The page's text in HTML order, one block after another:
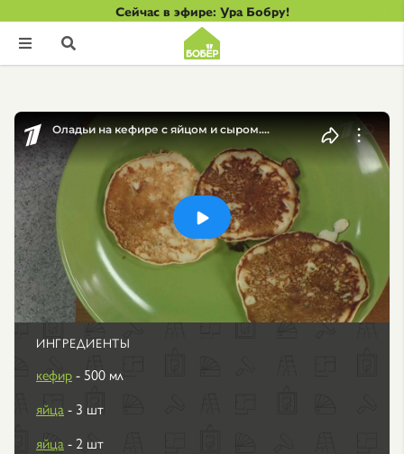
Сейчас в эфире: Ура Бобру!
 
ИНГРЕДИЕНТЫ
кефир- 500 мл
яйца- 3 шт
яйца- 2 шт